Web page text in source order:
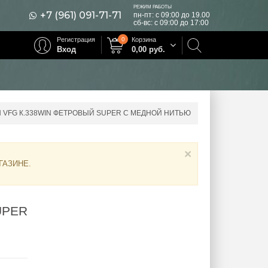
+7 (961) 091-71-71
РЕЖИМ РАБОТЫ
пн-пт: с 09:00 до 19.00
сб-вс: с 09:00 до 17:00
Корзина
0,00 руб.
0
Регистрация
Вход
К.338WIN ФЕТРОВЫЙ SUPER С МЕДНОЙ НИТЬЮ
.
×